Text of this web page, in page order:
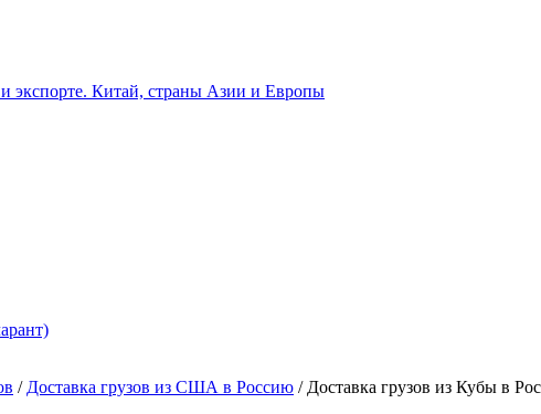
экспорте. Китай, страны Азии и Европы
/ Доставка грузов из США в Россию / Доставка грузов из Кубы в